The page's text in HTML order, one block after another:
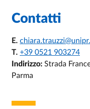
Contatti
E.
T. +39 0521 903274
Indirizzo: Strada
Parma